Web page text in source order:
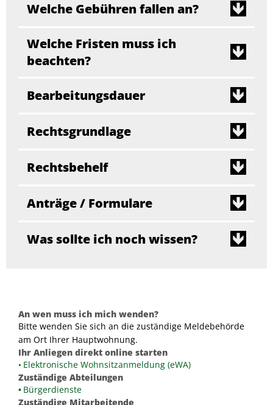
Welche Gebühren fallen an?
Welche Fristen muss ich
beachten?
Bearbeitungsdauer
Rechtsgrundlage
Rechtsbehelf
Anträge / Formulare
Was sollte ich noch wissen?
Ihr Anliegen direkt online starten
Elektronische Wohnsitzanmeldung (eWA)
An wen muss ich mich wenden?
Bitte wenden Sie sich an die zuständige Meldebehörde
am Ort Ihrer Hauptwohnung.
Zuständige Abteilungen
Bürgerdienste
Zuständige Mitarbeitende